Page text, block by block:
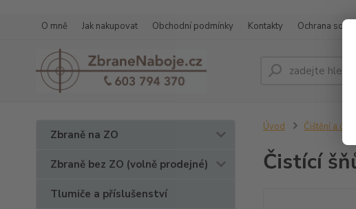
O mně Jak nakupovat Obchodní podmínky Kontakty Ochrana
Zbraně na ZO
Zbraně bez ZO (volně prodejné)
Tlumiče a příslušenství
Úvod Čištění a
Čistící